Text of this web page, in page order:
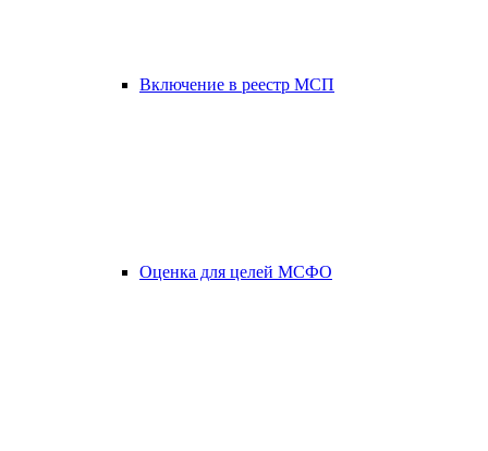
Включение в реестр МСП
Оценка для целей МСФО